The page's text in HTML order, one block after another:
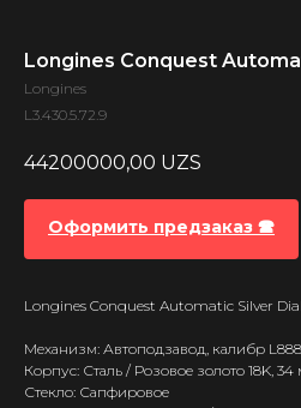
Longines Conquest
Longines
L3.430.5.72.9
44200000,00 UZS
Оформить предзаказ 🕿
Longines Conquest Automatic Silver
Механизм: Автоподзавод, калибр L888
Корпус: Сталь / Розовое золото 18K, 34
Стекло: Сапфировое